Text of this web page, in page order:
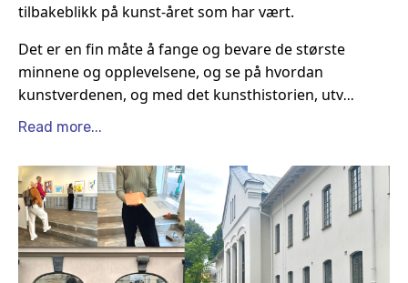
tilbakeblikk på kunst-året som har vært.
Det er en fin måte å fange og bevare de største
minnene og opplevelsene, og se på hvordan
kunstverdenen, og med det kunsthistorien, utv...
Read more...